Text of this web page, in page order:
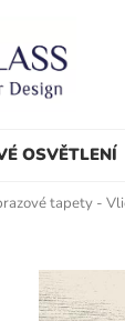
OSVĚTLENÍ
tapety -